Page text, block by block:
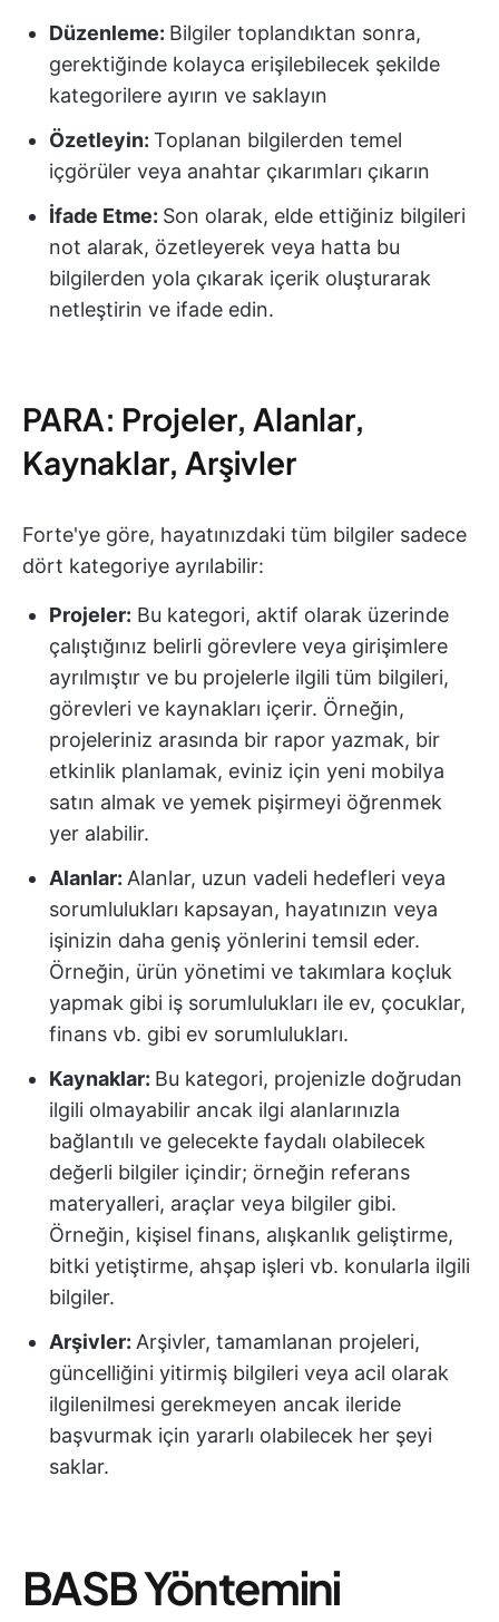
Düzenleme: Bilgiler toplandıktan sonra,
gerektiğinde kolayca erişilebilecek şekilde
kategorilere ayırın ve saklayın
Özetleyin: Toplanan bilgilerden temel
içgörüler veya anahtar çıkarımları çıkarın
İfade Etme: Son olarak, elde ettiğiniz bilgileri
not alarak, özetleyerek veya hatta bu
bilgilerden yola çıkarak içerik oluşturarak
netleştirin ve ifade edin.
PARA: Projeler, Alanlar,
Kaynaklar, Arşivler
Forte'ye göre, hayatınızdaki tüm bilgiler sadece
dört kategoriye ayrılabilir:
Projeler: Bu kategori, aktif olarak üzerinde
çalıştığınız belirli görevlere veya girişimlere
ayrılmıştır ve bu projelerle ilgili tüm bilgileri,
görevleri ve kaynakları içerir. Örneğin,
projeleriniz arasında bir rapor yazmak, bir
etkinlik planlamak, eviniz için yeni mobilya
satın almak ve yemek pişirmeyi öğrenmek
yer alabilir.
Alanlar: Alanlar, uzun vadeli hedefleri veya
sorumlulukları kapsayan, hayatınızın veya
işinizin daha geniş yönlerini temsil eder.
Örneğin, ürün yönetimi ve takımlara koçluk
yapmak gibi iş sorumlulukları ile ev, çocuklar,
finans vb. gibi ev sorumlulukları.
Kaynaklar: Bu kategori, projenizle doğrudan
ilgili olmayabilir ancak ilgi alanlarınızla
bağlantılı ve gelecekte faydalı olabilecek
değerli bilgiler içindir; örneğin referans
materyalleri, araçlar veya bilgiler gibi.
Örneğin, kişisel finans, alışkanlık geliştirme,
bitki yetiştirme, ahşap işleri vb. konularla ilgili
bilgiler.
Arşivler: Arşivler, tamamlanan projeleri,
güncelliğini yitirmiş bilgileri veya acil olarak
ilgilenilmesi gerekmeyen ancak ileride
başvurmak için yararlı olabilecek her şeyi
saklar.
BASB Yöntemini